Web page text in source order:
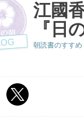
江國
『日
朝読書のすすめ